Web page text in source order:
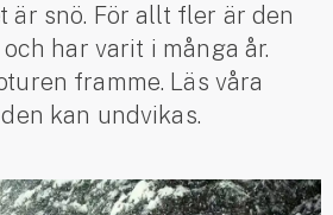
är snö. För allt fler är den
har varit i många år.
framme. Läs våra
kan undvikas.